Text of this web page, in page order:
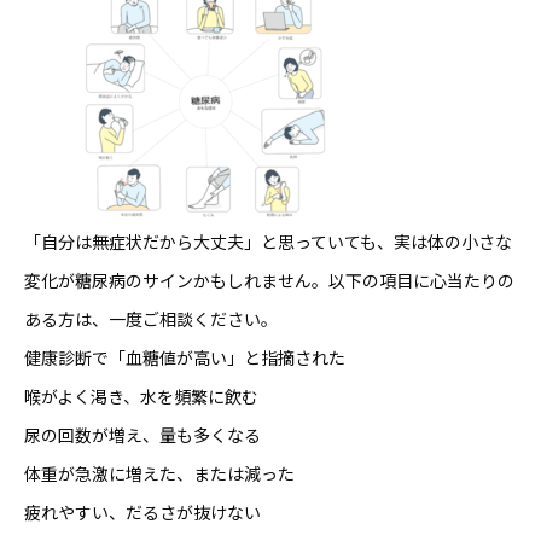
「自分は無症状だから大丈夫」と思っていても、実は体の小さな
変化が糖尿病のサインかもしれません。以下の項目に心当たりの
ある方は、一度ご相談ください。
健康診断で「血糖値が高い」と指摘された
喉がよく渇き、水を頻繁に飲む
尿の回数が増え、量も多くなる
体重が急激に増えた、または減った
疲れやすい、だるさが抜けない